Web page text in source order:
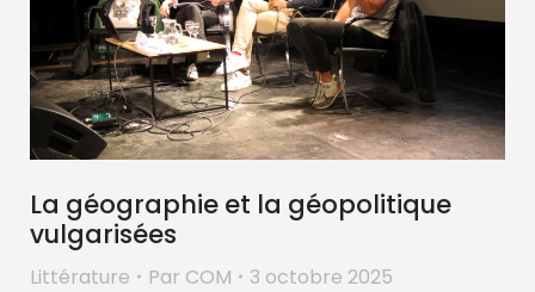
La géographie et la géopolitique
vulgarisées
Littérature Par COM
3 octobre 2025